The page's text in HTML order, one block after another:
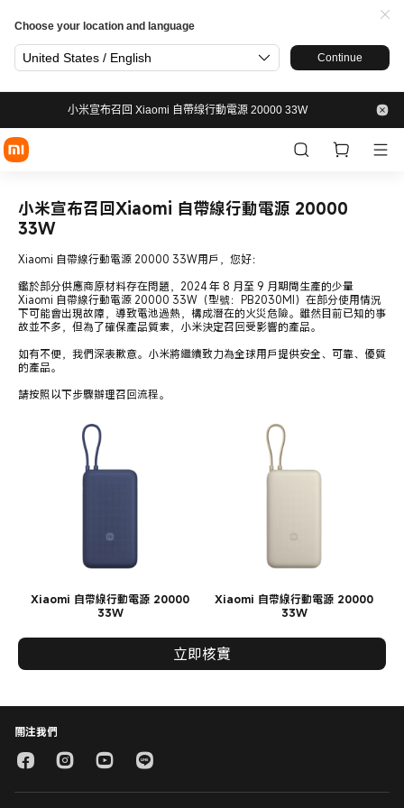
Choose your location and language
United States / English Continue
小米宣布召回 Xiaomi 自帶缐行動電源 20000 33W
小米宣布召回Xiaomi 自帶線行動電源 20000
33W
Xiaomi 自帶線行動電源 20000 33W用戶，您好：
鑑於部分供應商原材料存在問題，2024 年 8 月至 9 月期間生產的少量
Xiaomi 自帶線行動電源 20000 33W（型號：PB2030MI）在部分使用情況
下可能會出現故障，導致電池過熱，構成潛在的火災危險。雖然目前已知的事
故並不多，但為了確保產品質素，小米決定召回受影響的產品。
如有不便，我們深表歉意。小米將繼續致力為全球用戶提供安全、可靠、優質
的產品。
請按照以下步驟辦理召回流程。
Xiaomi 自帶線行動電源 20000
33W
Xiaomi 自帶線行動電源 20000
33W
立即核實
關注我們